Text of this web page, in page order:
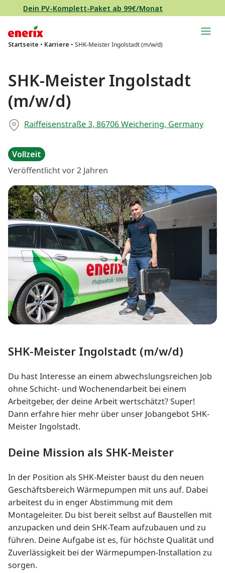
Direkt zum Inhalt wechseln
Dein PV-Komplett-Paket ab 99€/Monat
Hauptnavigation
Startseite • Karriere • SHK-Meister Ingolstadt (m/w/d)
SHK-Meister Ingolstadt
(m/w/d)
Raiffeisenstraße 3, 86706 Weichering, Germany
Vollzeit
Veröffentlicht vor 2 Jahren
SHK-Meister Ingolstadt (m/w/d)
Du hast Interesse an einem abwechslungsreichen Job
ohne Schicht- und Wochenendarbeit bei einem
Arbeitgeber, der deine Arbeit wertschätzt? Super!
Dann erfahre hier mehr über unser Jobangebot SHK-
Meister Ingolstadt.
Deine Mission als SHK-Meister
In der Position als SHK-Meister baust du den neuen
Geschäftsbereich Wärmepumpen mit uns auf. Dabei
arbeitest du in enger Abstimmung mit dem
Montageleiter. Du bist bereit selbst auf Baustellen mit
anzupacken und dein SHK-Team aufzubauen und zu
führen. Deine Aufgabe ist es, für höchste Qualität und
Zuverlässigkeit bei der Wärmepumpen-Installation zu
sorgen.